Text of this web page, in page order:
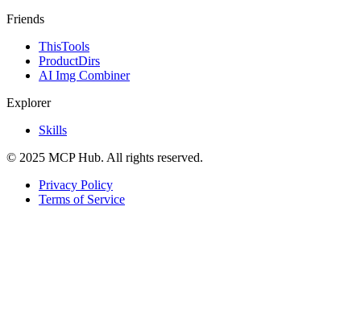
Friends
ThisTools
ProductDirs
AI Img Combiner
Explorer
Skills
© 2025 MCP Hub. All rights reserved.
Privacy Policy
Terms of Service